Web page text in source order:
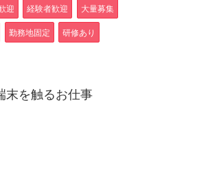
迎 経験者歓迎 大量募集
勤務地固定 研修あり
を触るお仕事